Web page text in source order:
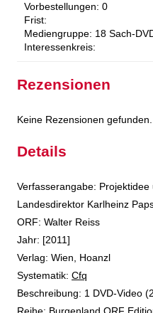
Vorbestellungen: 0
Frist:
Mediengruppe: 18 Sach-
Interessenkreis:
Rezensionen
Keine Rezensionen gefunden.
Details
Suche nach diesem Verfasser
Verfasserangabe: Projektidee
Landesdirektor Karlheinz
ORF: Walter Reiss
Jahr: [2011]
Verlag: Wien, Hoanzl
opens in new tab
Diesen Link in neuem Tab
Systematik: Suche nach
Cfq
Suche nach diesem
Beschreibung: 1 DVD-Video